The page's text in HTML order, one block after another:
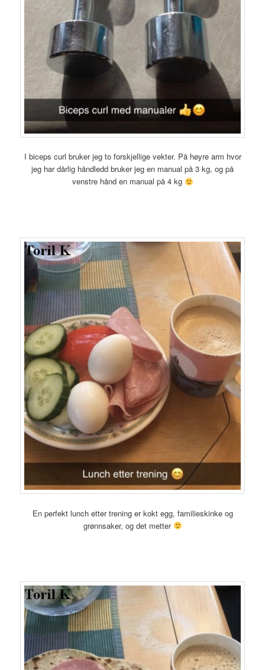
I biceps curl bruker jeg to forskjellige vekter. På høyre arm hvor
jeg har dårlig håndledd bruker jeg en manual på 3 kg, og på
venstre hånd en manual på 4 kg
En perfekt lunch etter trening er kokt egg, familieskinke og
grønnsaker, og det metter